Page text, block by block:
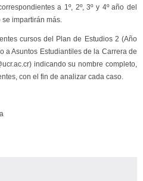
a 1º, 2º, 3º y 4º año del
se impartirán más.
cursos del Plan de Estudios 2 (Año
a Asuntos Estudiantiles de la Carrera de
indicando su nombre completo,
con el fin de analizar cada caso.